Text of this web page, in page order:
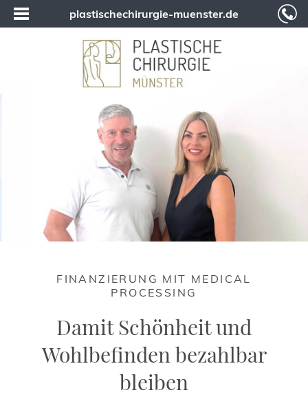
plastischechirurgie-muenster.de
FINANZIERUNG MIT MEDICAL
PROCESSING
Damit Schönheit und
Wohlbefinden bezahlbar
bleiben